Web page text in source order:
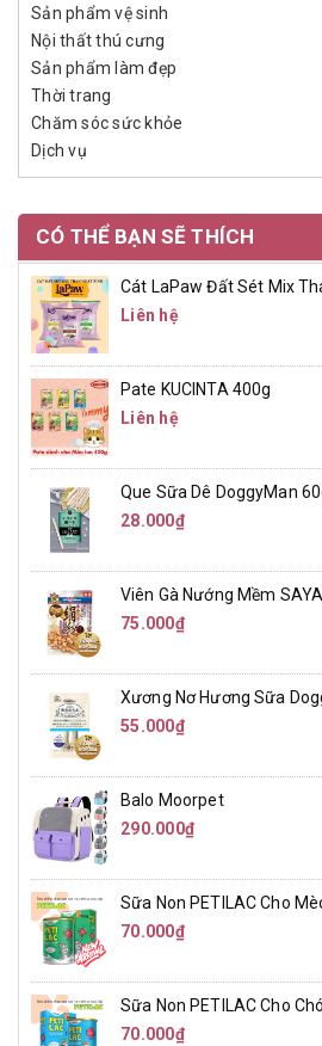
Sản phẩm vệ sinh
Nội thất thú cưng
Sản phẩm làm đẹp
Thời trang
Chăm sóc sức khỏe
Dịch vụ
CÓ THỂ BẠN SẼ THÍCH
Cát LaPaw Đất Sét Mix
Liên hệ
Pate KUCINTA 400g
Liên hệ
Que Sữa Dê DoggyMan
28.000₫
Viên Gà Nướng Mềm
75.000₫
Xương Nơ Hương Sữa
55.000₫
Balo Moorpet
290.000₫
Sữa Non PETILAC Cho
70.000₫
Sữa Non PETILAC Cho Chó
70.000₫